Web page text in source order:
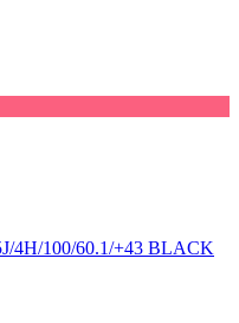
4H/100/60.1/+43 BLACK